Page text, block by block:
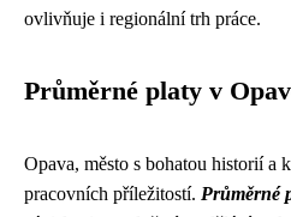
ovlivňuje i regionální trh práce.
Průměrné platy v
Opava, město s bohatou historií a
pracovních příležitostí. Průměrné